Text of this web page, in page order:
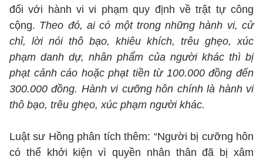
đối với hành vi vi phạm quy định về trật tự công
cộng. Theo đó, ai có một trong những hành vi, cử
chỉ, lời nói thô bạo, khiêu khích, trêu ghẹo, xúc
phạm danh dự, nhân phẩm của người khác thì bị
phạt cảnh cáo hoặc phạt tiền từ 100.000 đồng đến
300.000 đồng. Hành vi cưỡng hôn chính là hành vi
thô bạo, trêu ghẹo, xúc phạm người khác.
Luật sư Hồng phân tích thêm: “Người bị cưỡng hôn
có thể khởi kiện vì quyền nhân thân đã bị xâm